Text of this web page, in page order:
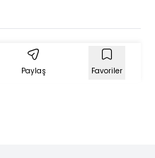
Paylaş Favoriler